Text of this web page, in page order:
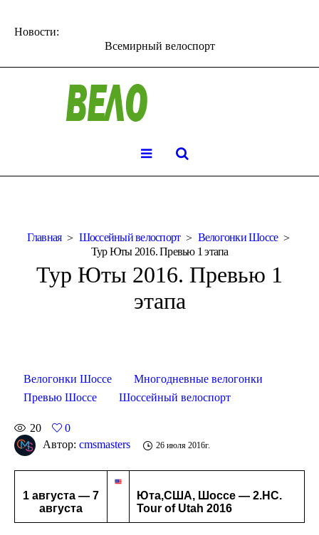
Новости:
Всемирный велоспорт
Главная Шоссейный велоспорт
Велогонки Шоссе
Тур Юты 2016. Превью 1 этапа
Тур Юты 2016. Превью 1
этапа
Велогонки Шоссе
Многодневные велогонки
Превью Шоссе
Шоссейный велоспорт
20
0
Автор: cmsmasters 26 июля 2016г.
1 августа — 7
августа
Юта,США, Шоссе — 2.HC.
Tour of Utah 2016